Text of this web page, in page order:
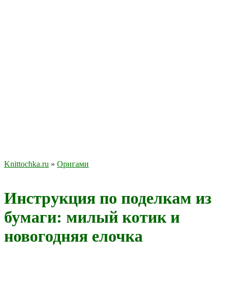
Knittochka.ru » Оригами
Инструкция по поделкам из
бумаги: милый котик и
новогодняя елочка